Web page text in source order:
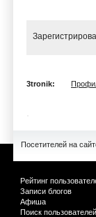
3tronik:
Посетителей на
Рейтинг
Записи блогов
Афиша
Поиск пользователей